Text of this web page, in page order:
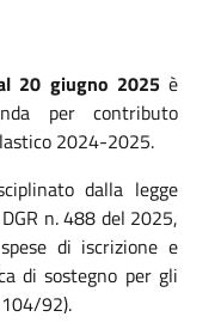
20 giugno 2025è
per contributo
2024-2025.
dalla legge
n. 488 del 2025,
di iscrizione e
di sostegno per gli
92).